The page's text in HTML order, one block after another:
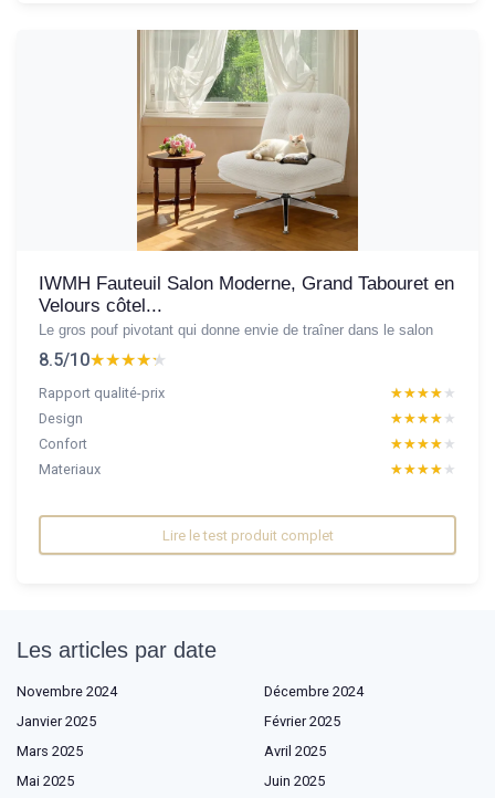
IWMH Fauteuil Salon Moderne, Grand Tabouret en
Velours côtel...
Le gros pouf pivotant qui donne envie de traîner dans le salon
8.5/10★★★★★
★★★★★
Rapport qualité-prix ★★★★★
★★★★★
Design
★★★★★
★★★★★
Confort
★★★★★
★★★★★
Materiaux
★★★★★
★★★★★
Lire le test produit complet
Les articles par date
Novembre 2024
Décembre 2024
Janvier 2025
Février 2025
Mars 2025
Avril 2025
Mai 2025
Juin 2025